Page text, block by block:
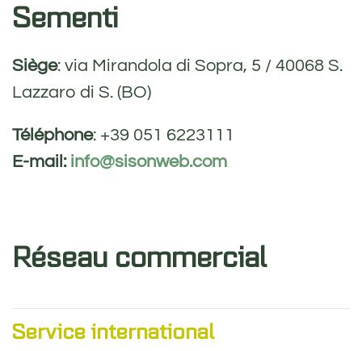
Sementi
Siège: via Mirandola di Sopra, 5 / 40068 S.
Lazzaro di S. (BO)
Téléphone: +39 051 6223111
E-mail: info@sisonweb.com
Réseau commercial
Service international